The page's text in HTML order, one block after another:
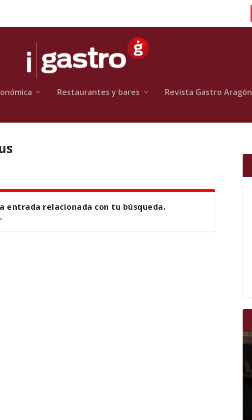
Restaurantes y bares Revista Gastro Aragón
entrada relacionada con tu búsqueda.